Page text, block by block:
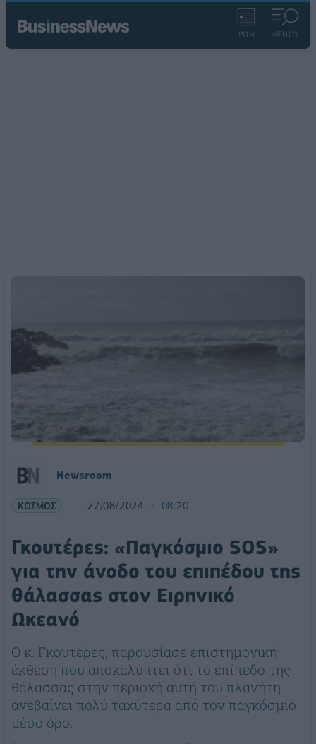
ΡΟΗ ΜΕΝΟΥ
Newsroom
ΚΟΣΜΟΣ 27/08/2024 08:20
Γκουτέρες: «Παγκόσμιο SOS»
για την άνοδο του επιπέδου της
θάλασσας στον Ειρηνικό
Ωκεανό
Ο κ. Γκουτέρες, παρουσίασε επιστημονική
έκθεση που αποκαλύπτει ότι το επίπεδο της
θάλασσας στην περιοχή αυτή του πλανήτη
ανεβαίνει πολύ ταχύτερα από τον παγκόσμιο
μέσο όρο.